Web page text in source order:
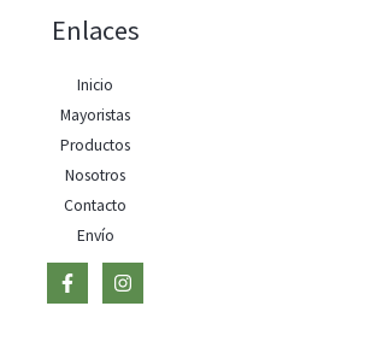
Enlaces
Inicio
Mayoristas
Productos
Nosotros
Contacto
Envío